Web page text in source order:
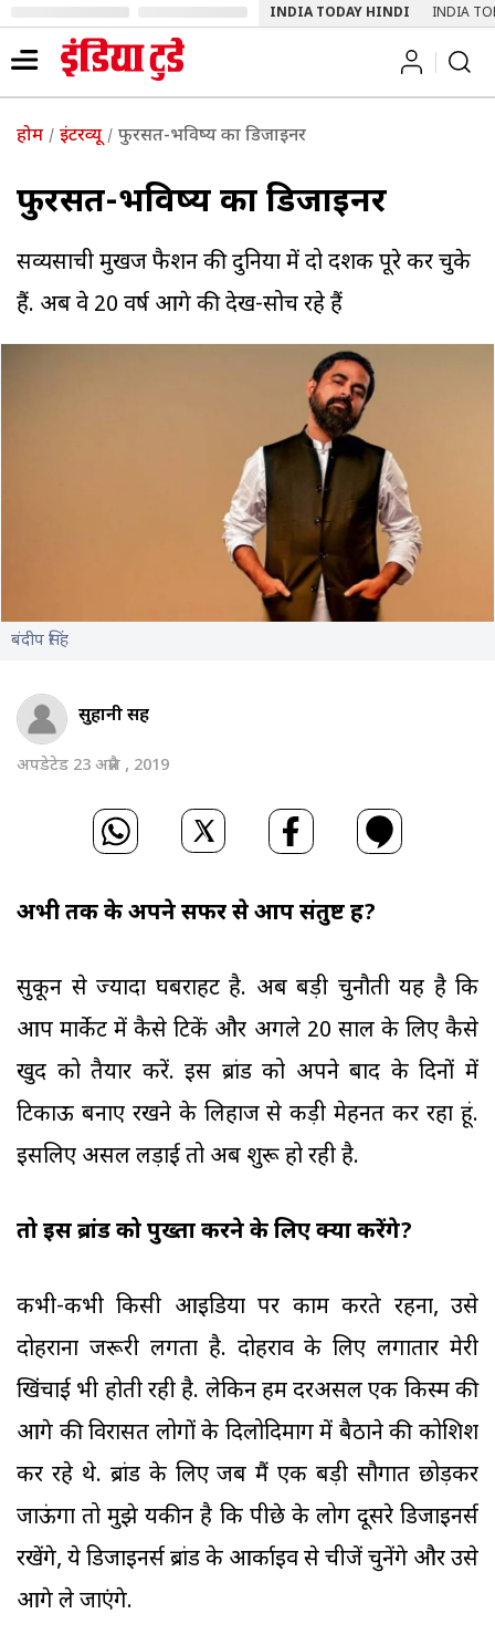
INDIA TODAY HINDI INDIA
होम इंटरव्यू फुरसत-भविष्य का डिजाइनर
फुरसत-भविष्य का डिजाइनर
सव्यसाची मुखर्जी फैशन की दुनिया में दो दशक पूरे कर चुके
हैं. अब वे 20 वर्ष आगे की देख-सोच रहे हैं
बंदीप सिंह
सुहानी सिंह
अपडेटेड 23 अप्रैल , 2019
अभी तक के अपने सफर से आप संतुष्ट हैं?
सुकून से ज्यादा घबराहट है. अब बड़ी चुनौती यह है कि
आप मार्केट में कैसे टिकें और अगले 20 साल के लिए कैसे
खुद को तैयार करें. इस ब्रांड को अपने बाद के दिनों में
टिकाऊ बनाए रखने के लिहाज से कड़ी मेहनत कर रहा हूं.
इसलिए असल लड़ाई तो अब शुरू हो रही है.
तो इस ब्रांड को पुख्ता करने के लिए क्या करेंगे?
कभी-कभी किसी आइडिया पर काम करते रहना, उसे
दोहराना जरूरी लगता है. दोहराव के लिए लगातार मेरी
खिंचाई भी होती रही है. लेकिन हम दरअसल एक किस्म की
आगे की विरासत लोगों के दिलोदिमाग में बैठाने की कोशिश
कर रहे थे. ब्रांड के लिए जब मैं एक बड़ी सौगात छोड़कर
जाऊंगा तो मुझे यकीन है कि पीछे के लोग दूसरे डिजाइनर्स
रखेंगे, ये डिजाइनर्स ब्रांड के आर्काइव से चीजें चुनेंगे और उसे
आगे ले जाएंगे.